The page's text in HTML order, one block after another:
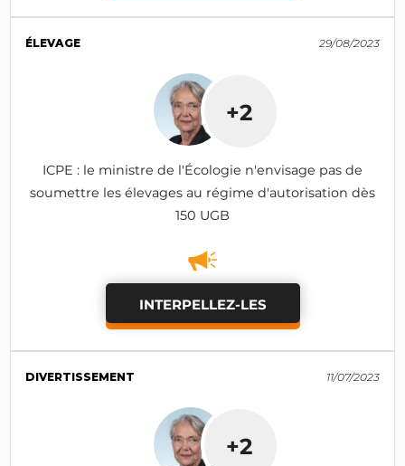
ÉLEVAGE 29/08/2023
+2
ICPE : le ministre de l'Écologie n'envisage pas de
soumettre les élevages au régime d'autorisation dès
150 UGB
INTERPELLEZ-LES
DIVERTISSEMENT 11/07/2023
+2